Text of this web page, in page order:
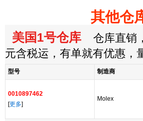
其他仓
美国1号仓库 仓库直销
元含税运，有单就有优惠，
型号 制造商
0010897462
[更多]
Molex